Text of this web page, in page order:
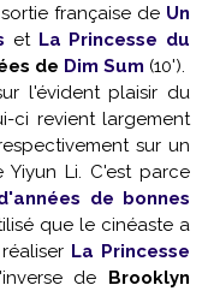
française de Un
et La Princesse du
de Dim Sum (10').
l'évident plaisir du
ci revient largement
sur un
Li. C'est parce
de bonnes
que le cinéaste a
La Princesse
de Brooklyn